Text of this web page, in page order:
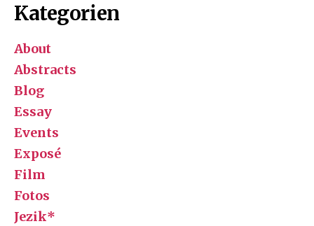
Kategorien
About
Abstracts
Blog
Essay
Events
Exposé
Film
Fotos
Jezik*